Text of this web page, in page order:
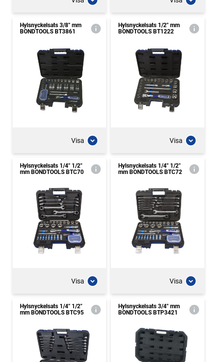
Hylsnyckelsats 3/8" mm
BONDTOOLS BT3861
Visa
Hylsnyckelsats 1/2" mm
BONDTOOLS BT1222
Visa
Hylsnyckelsats 1/4" 1/2"
mm BONDTOOLS BTC70
Visa
Hylsnyckelsats 1/4" 1/2"
mm BONDTOOLS BTC72
Visa
Hylsnyckelsats 1/4" 1/2"
mm BONDTOOLS BTC95
Hylsnyckelsats 3/4" mm
BONDTOOLS BTP3421